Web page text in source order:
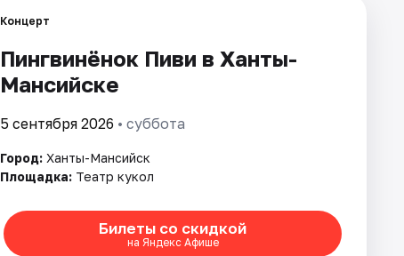
Концерт
Пингвинёнок Пиви в Ханты-
Мансийске
5 сентября 2026 • суббота
Город: Ханты-Мансийск
Площадка: Театр кукол
Билеты со скидкой
на Яндекс Афише